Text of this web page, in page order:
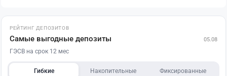
РЕЙТИНГ ДЕПОЗИТОВ
Самые выгодные депозиты 05.08
ГЭСВ на срок 12 мес
Гибкие Накопительные Фиксированные